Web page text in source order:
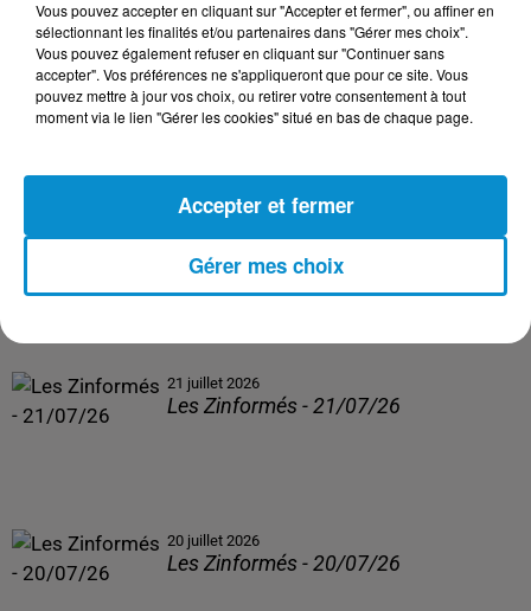
23 juillet 2026
Les Zinformés - 23/07/26
21 juillet 2026
Les Zinformés - 21/07/26
20 juillet 2026
Les Zinformés - 20/07/26
Vous pouvez accepter en cliquant sur "Accepter et fermer", ou affiner en
sélectionnant les finalités et/ou partenaires dans "Gérer mes choix".
Vous pouvez également refuser en cliquant sur "Continuer sans
accepter". Vos préférences ne s'appliqueront que pour ce site. Vous
pouvez mettre à jour vos choix, ou retirer votre consentement à tout
moment via le lien "Gérer les cookies" situé en bas de chaque page.
Gérer mes choix
Accepter et fermer